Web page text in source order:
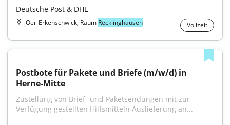
Deutsche Post & DHL
Oer-Erkenschwick, Raum Recklinghausen Vollzeit
Postbote für Pakete und Briefe (m/w/d) in
Herne-Mitte
Zustellung von Brief- und Paketsendungen mit zur
Verfügung gestellten Hilfsmitteln Auslieferung an...